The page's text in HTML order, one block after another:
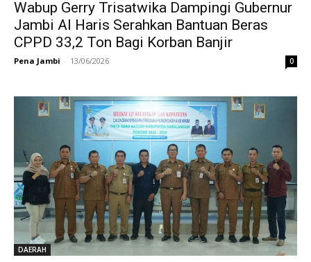
Wabup Gerry Trisatwika Dampingi Gubernur
Jambi Al Haris Serahkan Bantuan Beras
CPPD 33,2 Ton Bagi Korban Banjir
Pena Jambi - 13/06/2026 0
DAERAH